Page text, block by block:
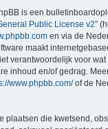
is een
Public License v2”
en via de
maakt
verantwoordelijk voor
inhoud en/of gedrag.
www.phpbb.com/of de
plaatsen die kwetsend,